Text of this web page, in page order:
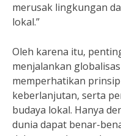
merusak lingkungan
lokal.”
Oleh karena itu,
menjalankan
memperhatikan
keberlanjutan, serta
budaya lokal. Hanya
dunia dapat benar-